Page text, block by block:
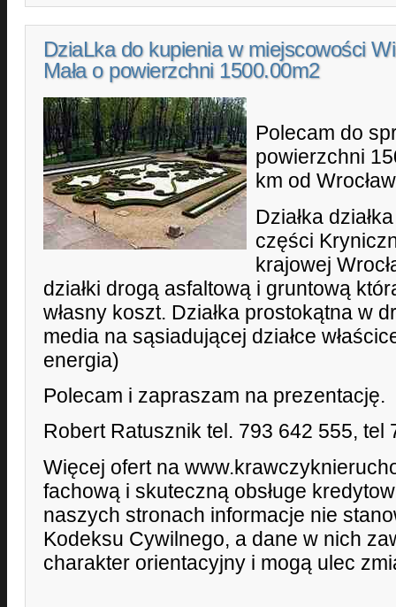
DziaLka do kupienia w miejscowości
Mała o powierzchni 1500.00m2
Polecam do
powierzchni
km od
Działka
części
krajowej
działki drogą asfaltową i gruntową
własny koszt. Działka prostokątna w
media na sąsiadującej działce
energia)
Polecam i zapraszam na prezentację.
Robert Ratusznik tel. 793 642 555, tel
Więcej ofert na
fachową i skuteczną obsługe
naszych stronach informacje nie
Kodeksu Cywilnego, a dane w nich
charakter orientacyjny i mogą ulec